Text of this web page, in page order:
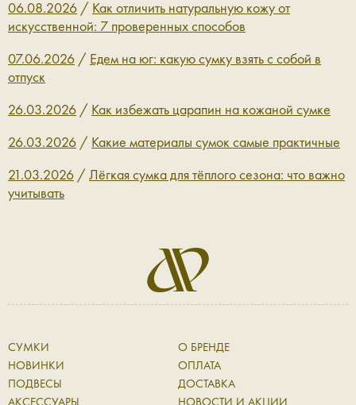
06.08.2026 / Как отличить натуральную кожу от
искусственной: 7 проверенных способов
07.06.2026 / Едем на юг: какую сумку взять с собой в
отпуск
26.03.2026 / Как избежать царапин на кожаной сумке
26.03.2026 / Какие материалы сумок самые практичные
21.03.2026 / Лёгкая сумка для тёплого сезона: что важно
учитывать
СУМКИ
НОВИНКИ
ПОДВЕСЫ
АКСЕССУАРЫ
О БРЕНДЕ
ОПЛАТА
ДОСТАВКА
НОВОСТИ И АКЦИИ